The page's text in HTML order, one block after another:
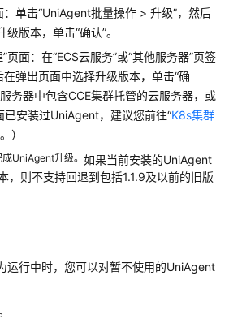
：单击“UniAgent批量操作 > 升级”，然后
版本，单击“确认”。
页面：在“ECS云服务”或“其他服务器”页签
在弹出页面中选择升级版本，单击“确
务器中包含CCE集群托管的云服务器，或
安装过UniAgent，建议您前往“K8s集群
）
UniAgent升级。 如果当前安装的UniAgent
，则不支持回退到包括1.1.9及以前的旧版
运行中时，您可以对暂不使用的UniAgent